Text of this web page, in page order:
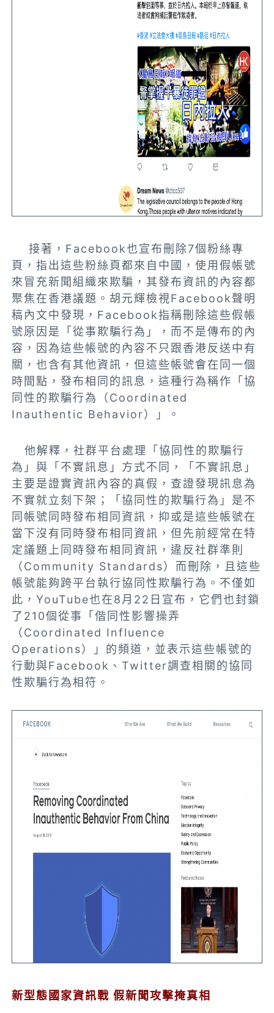
接著，Facebook也宣布刪除7個粉絲專
頁，指出這些粉絲頁都來自中國，使用假帳號
來冒充新聞組織來欺騙，其發布資訊的內容都
聚焦在香港議題。胡元輝檢視Facebook聲明
稿內文中發現，Facebook指稱刪除這些假帳
號原因是「從事欺騙行為」，而不是傳布的內
容，因為這些帳號的內容不只跟香港反送中有
關，也含有其他資訊，但這些帳號會在同一個
時間點，發布相同的訊息，這種行為稱作「協
同性的欺騙行為（Coordinated
Inauthentic Behavior）」。
他解釋，社群平台處理「協同性的欺騙行
為」與「不實訊息」方式不同，「不實訊息」
主要是證實資訊內容的真假，查證發現訊息為
不實就立刻下架；「協同性的欺騙行為」是不
同帳號同時發布相同資訊，抑或是這些帳號在
當下沒有同時發布相同資訊，但先前經常在特
定議題上同時發布相同資訊，違反社群準則
（Community Standards）而刪除，且這些
帳號能夠跨平台執行協同性欺騙行為。不僅如
此，YouTube也在8月22日宣布，它們也封鎖
了210個從事「偕同性影響操弄
（Coordinated Influence
Operations）」的頻道，並表示這些帳號的
行動與Facebook、Twitter調查相關的協同
性欺騙行為相符。
新型態國家資訊戰 假新聞攻擊掩真相